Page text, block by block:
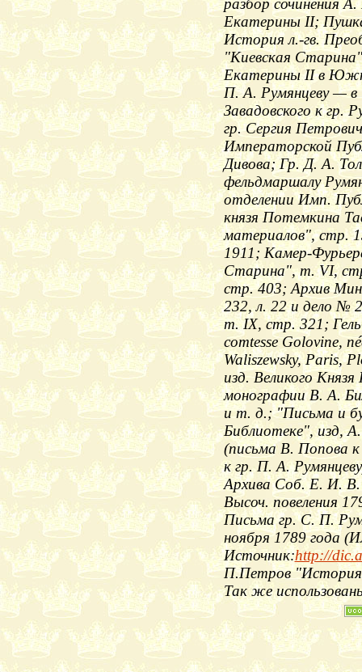
разбор сочинения
Екатерины II;
История л.-гв.
"Киевская
Екатерины II в
П. А. Румянцеву —
Завадовского к гр.
гр. Сергия
Императорской
Дивова; Гр. Д. А.
фельдмаршалу
отделении Имп.
князя Потемкина
материалов", стр.
1911; Камер-
Старина", т. VІ,
стр. 403; Архив
232, л. 22 и дело №
т. IX, стр. 321;
comtesse Golovine,
Waliszewsky, Paris,
изд. Великого
монографии В. А.
и т. д.; "Письма и
Библиотеке", изд,
(письма В. Попова
к гр. П. А.
Архива Соб. Е. И.
Высоч. повеления
Письма гр. С. П.
ноября 1789 года
Источник:http://
П.Петров "История
Так же